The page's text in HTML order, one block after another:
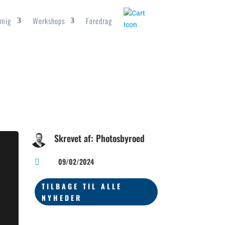
Workshops Foredrag
Skrevet af: Photosbyroed
 09/02/2024
TILBAGE TIL ALLE
NYHEDER